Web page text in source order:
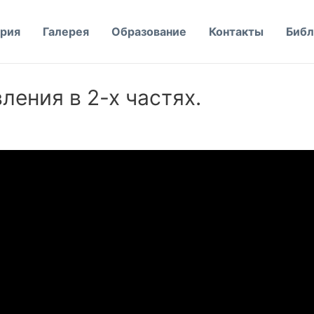
Галерея Образование Контакты
в 2-х частях.